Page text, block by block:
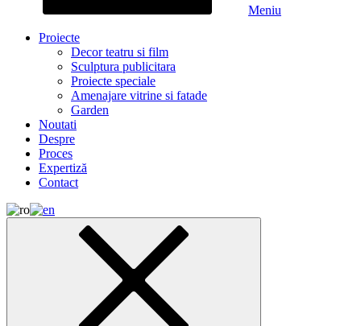
Meniu
Proiecte
Decor teatru si film
Sculptura publicitara
Proiecte speciale
Amenajare vitrine si fatade
Garden
Noutati
Despre
Proces
Expertiză
Contact